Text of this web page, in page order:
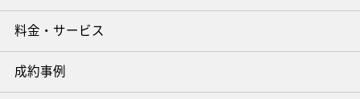
料金・サービス
成約事例